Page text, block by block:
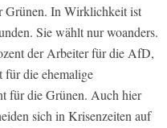
Grünen. In Wirklichkeit ist
Sie wählt nur woanders.
der Arbeiter für die AfD,
für die ehemalige
für die Grünen. Auch hier
sich in Krisenzeiten auf